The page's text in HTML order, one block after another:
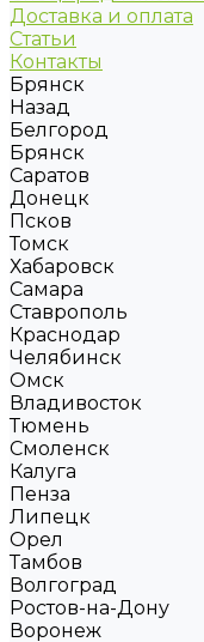
Доставка и оплата
Статьи
Контакты
Брянск
Назад
Белгород
Брянск
Саратов
Донецк
Псков
Томск
Хабаровск
Самара
Ставрополь
Краснодар
Челябинск
Омск
Владивосток
Тюмень
Смоленск
Калуга
Пенза
Липецк
Орел
Тамбов
Волгоград
Ростов-на-Дону
Воронеж